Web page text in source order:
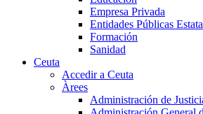
Empresa Privada
Entidades Públicas
Formación
Sanidad
Ceuta
Accedir a Ceuta
Àrees
Administración de